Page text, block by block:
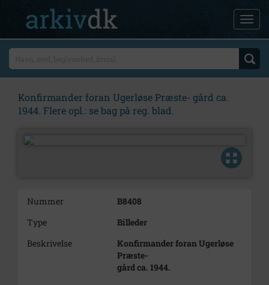
Konfirmander foran Ugerløse Præste- gård ca.
1944. Flere opl.: se bag på reg. blad.
Nummer
B8408
Type
Billeder
Beskrivelse
Konfirmander foran Ugerløse
Præste-
gård ca. 1944.